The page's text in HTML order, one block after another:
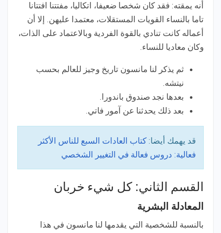
أنه يمقته: فقد كان شخصا ضعيفا، اتكاليا، مفتتنا افتتانا
تاما بالنساء القويات المستقلات، معتمدا عليهن. إلا أن
أعماله كانت تنادي بالقوة الفردية وبالاعتماد على الذات،
وكان معاديا للنساء.
ثم يذكر لنا مانسون تاريخ وجيز للعالم بحسب
نيتشه.
بعدها نجد صندوق باندورا.
بعد ذلك يحدثنا عن آمور فاتي.
قد يهمك أيضا: كتاب العادات السبع للناس الأكثر
فعالية: دروس فعالة في التغيير الشخصي
القسم الثاني: كل شيء خربان
المعادلة البشرية
بالنسبة للشخصية التي يقدمها لنا مانسون في هذا